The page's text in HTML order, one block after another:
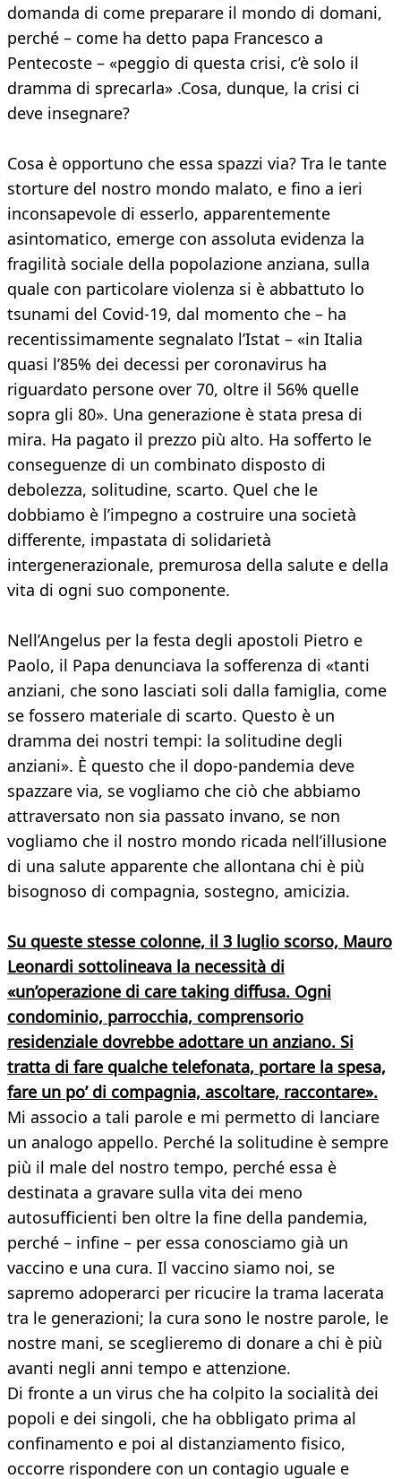
domanda di come preparare il mondo di domani,
perché – come ha detto papa Francesco a
Pentecoste – «peggio di questa crisi, c’è solo il
dramma di sprecarla» .Cosa, dunque, la crisi ci
deve insegnare?
Cosa è opportuno che essa spazzi via? Tra le tante
storture del nostro mondo malato, e fino a ieri
inconsapevole di esserlo, apparentemente
asintomatico, emerge con assoluta evidenza la
fragilità sociale della popolazione anziana, sulla
quale con particolare violenza si è abbattuto lo
tsunami del Covid-19, dal momento che – ha
recentissimamente segnalato l’Istat – «in Italia
quasi l’85% dei decessi per coronavirus ha
riguardato persone over 70, oltre il 56% quelle
sopra gli 80». Una generazione è stata presa di
mira. Ha pagato il prezzo più alto. Ha sofferto le
conseguenze di un combinato disposto di
debolezza, solitudine, scarto. Quel che le
dobbiamo è l’impegno a costruire una società
differente, impastata di solidarietà
intergenerazionale, premurosa della salute e della
vita di ogni suo componente.
Nell’Angelus per la festa degli apostoli Pietro e
Paolo, il Papa denunciava la sofferenza di «tanti
anziani, che sono lasciati soli dalla famiglia, come
se fossero materiale di scarto. Questo è un
dramma dei nostri tempi: la solitudine degli
anziani». È questo che il dopo-pandemia deve
spazzare via, se vogliamo che ciò che abbiamo
attraversato non sia passato invano, se non
vogliamo che il nostro mondo ricada nell’illusione
di una salute apparente che allontana chi è più
bisognoso di compagnia, sostegno, amicizia.
Su queste stesse colonne, il 3 luglio scorso, Mauro
Leonardi sottolineava la necessità di
«un’operazione di care taking diffusa. Ogni
condominio, parrocchia, comprensorio
residenziale dovrebbe adottare un anziano. Si
tratta di fare qualche telefonata, portare la spesa,
fare un po’ di compagnia, ascoltare, raccontare».
Mi associo a tali parole e mi permetto di lanciare
un analogo appello. Perché la solitudine è sempre
più il male del nostro tempo, perché essa è
destinata a gravare sulla vita dei meno
autosufficienti ben oltre la fine della pandemia,
perché – infine – per essa conosciamo già un
vaccino e una cura. Il vaccino siamo noi, se
sapremo adoperarci per ricucire la trama lacerata
tra le generazioni; la cura sono le nostre parole, le
nostre mani, se sceglieremo di donare a chi è più
avanti negli anni tempo e attenzione.
Di fronte a un virus che ha colpito la socialità dei
popoli e dei singoli, che ha obbligato prima al
confinamento e poi al distanziamento fisico,
occorre rispondere con un contagio uguale e